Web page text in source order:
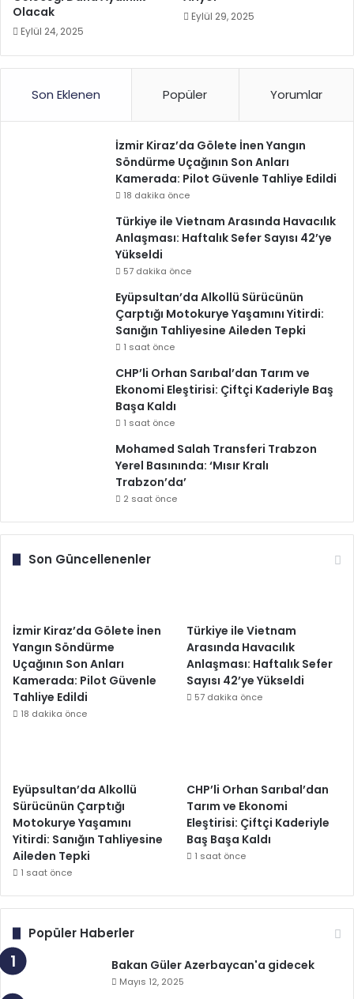
Olacak
Eylül 24, 2025
Eylül 29, 2025
Son Eklenen Popüler Yorumlar
İzmir Kiraz’da Gölete İnen Yangın
Söndürme Uçağının Son Anları
Kamerada: Pilot Güvenle Tahliye Edildi
18 dakika önce
Türkiye ile Vietnam Arasında Havacılık
Anlaşması: Haftalık Sefer Sayısı 42’ye
Yükseldi
57 dakika önce
Eyüpsultan’da Alkollü Sürücünün
Çarptığı Motokurye Yaşamını Yitirdi:
Sanığın Tahliyesine Aileden Tepki
1 saat önce
CHP’li Orhan Sarıbal’dan Tarım ve
Ekonomi Eleştirisi: Çiftçi Kaderiyle Baş
Başa Kaldı
1 saat önce
Mohamed Salah Transferi Trabzon
Yerel Basınında: ‘Mısır Kralı
Trabzon’da’
2 saat önce
Son Güncellenenler
İzmir Kiraz’da Gölete İnen
Yangın Söndürme
Uçağının Son Anları
Kamerada: Pilot Güvenle
Tahliye Edildi
18 dakika önce
Türkiye ile Vietnam
Arasında Havacılık
Anlaşması: Haftalık Sefer
Sayısı 42’ye Yükseldi
57 dakika önce
Eyüpsultan’da Alkollü
Sürücünün Çarptığı
Motokurye Yaşamını
Yitirdi: Sanığın Tahliyesine
Aileden Tepki
1 saat önce
CHP’li Orhan Sarıbal’dan
Tarım ve Ekonomi
Eleştirisi: Çiftçi Kaderiyle
Baş Başa Kaldı
1 saat önce
Popüler Haberler
Bakan Güler Azerbaycan'a gidecek
Mayıs 12, 2025